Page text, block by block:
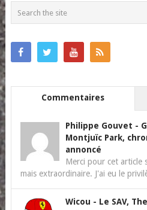
Commentaires
Philippe Gouvet -
Montjuïc Park,
annoncé
Merci pour cet article
mais extraordinaire. J'ai eu le
Wicou - Le SAV,